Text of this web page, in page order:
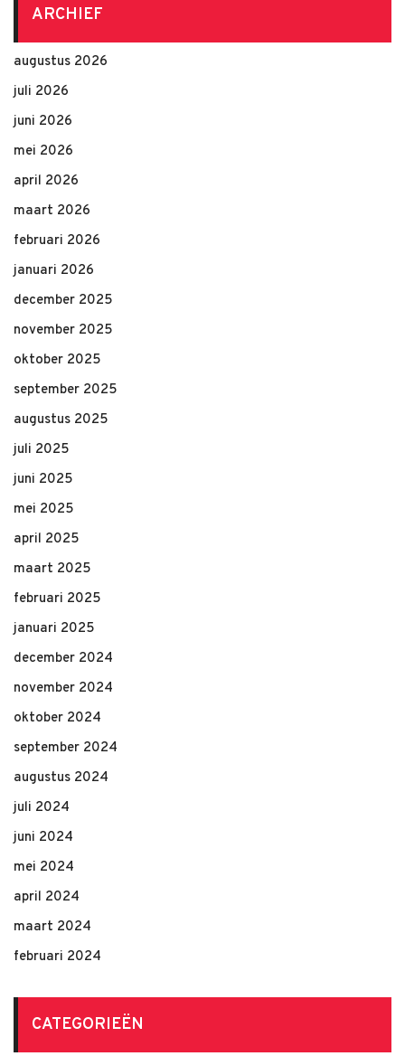
ARCHIEF
augustus 2026
juli 2026
juni 2026
mei 2026
april 2026
maart 2026
februari 2026
januari 2026
december 2025
november 2025
oktober 2025
september 2025
augustus 2025
juli 2025
juni 2025
mei 2025
april 2025
maart 2025
februari 2025
januari 2025
december 2024
november 2024
oktober 2024
september 2024
augustus 2024
juli 2024
juni 2024
mei 2024
april 2024
maart 2024
februari 2024
CATEGORIEËN